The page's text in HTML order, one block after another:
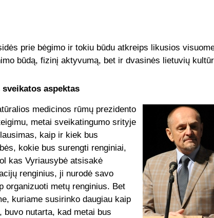
prie bėgimo ir tokiu būdu atkreips likusios
būdą, fizinį aktyvumą, bet ir dvasinės lietuvių
aspektas
medicinos rūmų prezidento
metai sveikatingumo srityje
kaip ir kiek bus
kokie bus surengti renginiai,
kas Vyriausybė atsisakė
renginius, ji nurodė savo
organizuoti metų renginius. Bet
kuriame susirinko daugiau kaip
nutarta, kad metai bus